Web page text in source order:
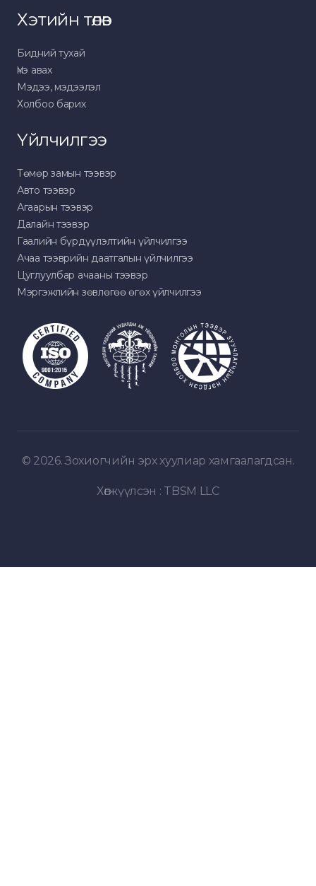
Хэтийн төлөв
Бидний тухай
Үнэ авах
Мэдээ, мэдээлэл
Холбоо барих
Үйлчилгээ
Төмөр замын тээвэр
Авто тээвэр
Агаарын тээвэр
Далайн тээвэр
Гаалийн бүрдүүлэлтийн үйлчилгээ
Ачаа тээврийн даатгалын үйлчилгээ
Цуглуулбар ачааны тээвэр
Мэргэжлийн зөвлөгөө өгөх үйлчилгээ
© 2026. Зохиогчийн эрх хуулиар хамгаалагдсан.
Хөгжүүлсэн : TBSM LLC